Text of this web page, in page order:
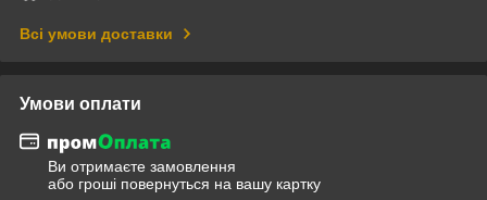
Всі умови доставки
Умови оплати
Ви отримаєте замовлення
або гроші повернуться на вашу картку